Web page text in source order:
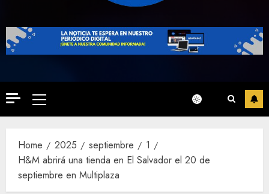
Primary
Menu
Home 2025 septiembre
1
H&M abrirá una tienda en El Salvador el 20 de
septiembre en Multiplaza